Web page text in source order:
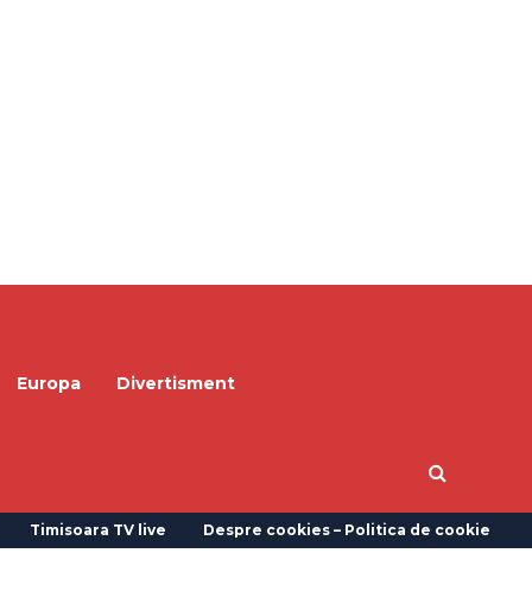
Europa
Divertisment
Timisoara TV live Despre cookies – Politica de cookie